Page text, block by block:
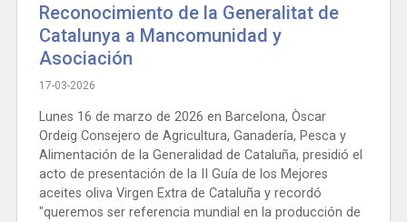
Reconocimiento de la Generalitat de
Catalunya a Mancomunidad y
Asociación
17-03-2026
Lunes 16 de marzo de 2026 en Barcelona, Òscar
Ordeig Consejero de Agricultura, Ganadería, Pesca y
Alimentación de la Generalidad de Cataluña, presidió el
acto de presentación de la II Guía de los Mejores
aceites oliva Virgen Extra de Cataluña y recordó
"queremos ser referencia mundial en la producción de